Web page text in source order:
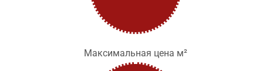
Максимальная цена м²